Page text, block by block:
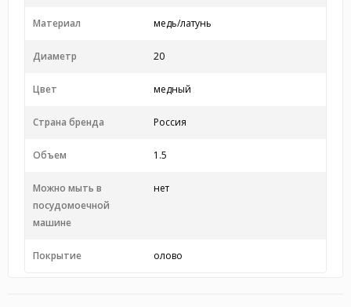
Материал медь/латунь
Диаметр 20
Цвет медный
Страна бренда Россия
Объем 1.5
Можно мыть в
посудомоечной
машине
нет
Покрытие олово